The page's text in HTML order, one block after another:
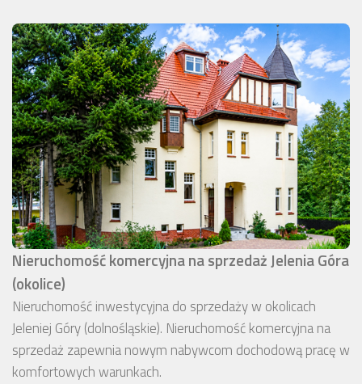
Nieruchomość komercyjna na sprzedaż Jelenia Góra
(okolice)
Nieruchomość inwestycyjna do sprzedaży w okolicach
Jeleniej Góry (dolnośląskie). Nieruchomość komercyjna na
sprzedaż zapewnia nowym nabywcom dochodową pracę w
komfortowych warunkach.